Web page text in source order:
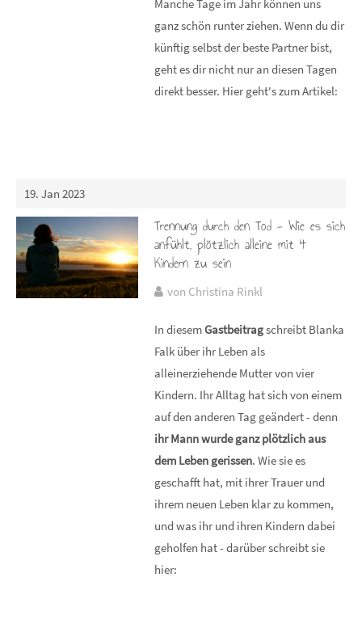
Manche Tage im Jahr können uns
ganz schön runter ziehen. Wenn du dir
künftig selbst der beste Partner bist,
geht es dir nicht nur an diesen Tagen
direkt besser. Hier geht's zum Artikel:
19. Jan 2023
Trennung durch den Tod - Wie es sich
anfühlt, plötzlich alleine mit 4
Kindern zu sein
von Christina Rinkl
In diesemGastbeitragschreibt Blanka
Falk über ihr Leben als
alleinerziehende Mutter von vier
Kindern. Ihr Alltag hat sich von einem
auf den anderen Tag geändert - denn
ihr Mann wurde ganz plötzlich aus
dem Leben gerissen. Wie sie es
geschafft hat, mit ihrer Trauer und
ihrem neuen Leben klar zu kommen,
und was ihr und ihren Kindern dabei
geholfen hat - darüber schreibt sie
hier: